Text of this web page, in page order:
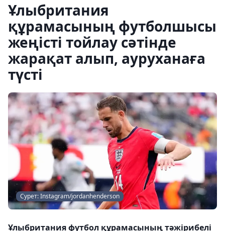
Ұлыбритания
құрамасының футболшысы
жеңісті тойлау сәтінде
жарақат алып, ауруханаға
түсті
Сурет: Instagram/jordanhenderson
Ұлыбритания футбол құрамасының тәжірибелі